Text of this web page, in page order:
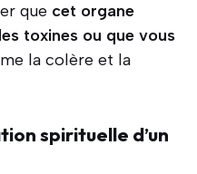
que cet organe
toxines ou que vous
la colère et la
spirituelle d’un